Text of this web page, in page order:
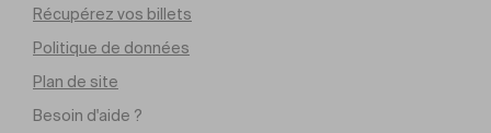
Récupérez vos billets
Politique de données
Plan de site
Besoin d'aide ?